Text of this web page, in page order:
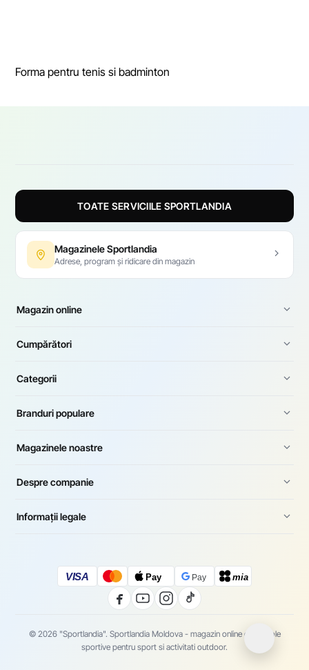
Forma pentru tenis si badminton
TOATE SERVICIILE SPORTLANDIA
Magazinele Sportlandia
Adrese, program și ridicare din magazin
Magazin online
Cumpărători
Categorii
Branduri populare
Magazinele noastre
Despre companie
Informații legale
VISA Pay Pay mia
© 2026 "Sportlandia". Sportlandia Moldova - magazin online de articole
sportive pentru sport si activitati outdoor.